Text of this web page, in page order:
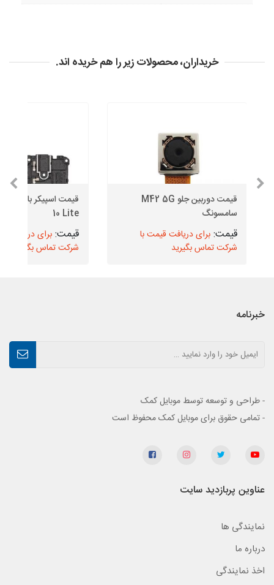
خریداران، محصولات زیر را هم خریده اند.
قیمت دوربین جلو M42 5G
سامسونگ
برای دریافت قیمت با
شرکت تماس بگیرید
10 Lite
برای دریافت
شرکت تماس بگیرید
خبرنامه
- طراحی و توسعه توسط موبایل کمک
- تمامی حقوق برای موبایل کمک محفوظ است
عناوین پربازدید سایت
نمایندگی ها
درباره ما
اخذ نمایندگی